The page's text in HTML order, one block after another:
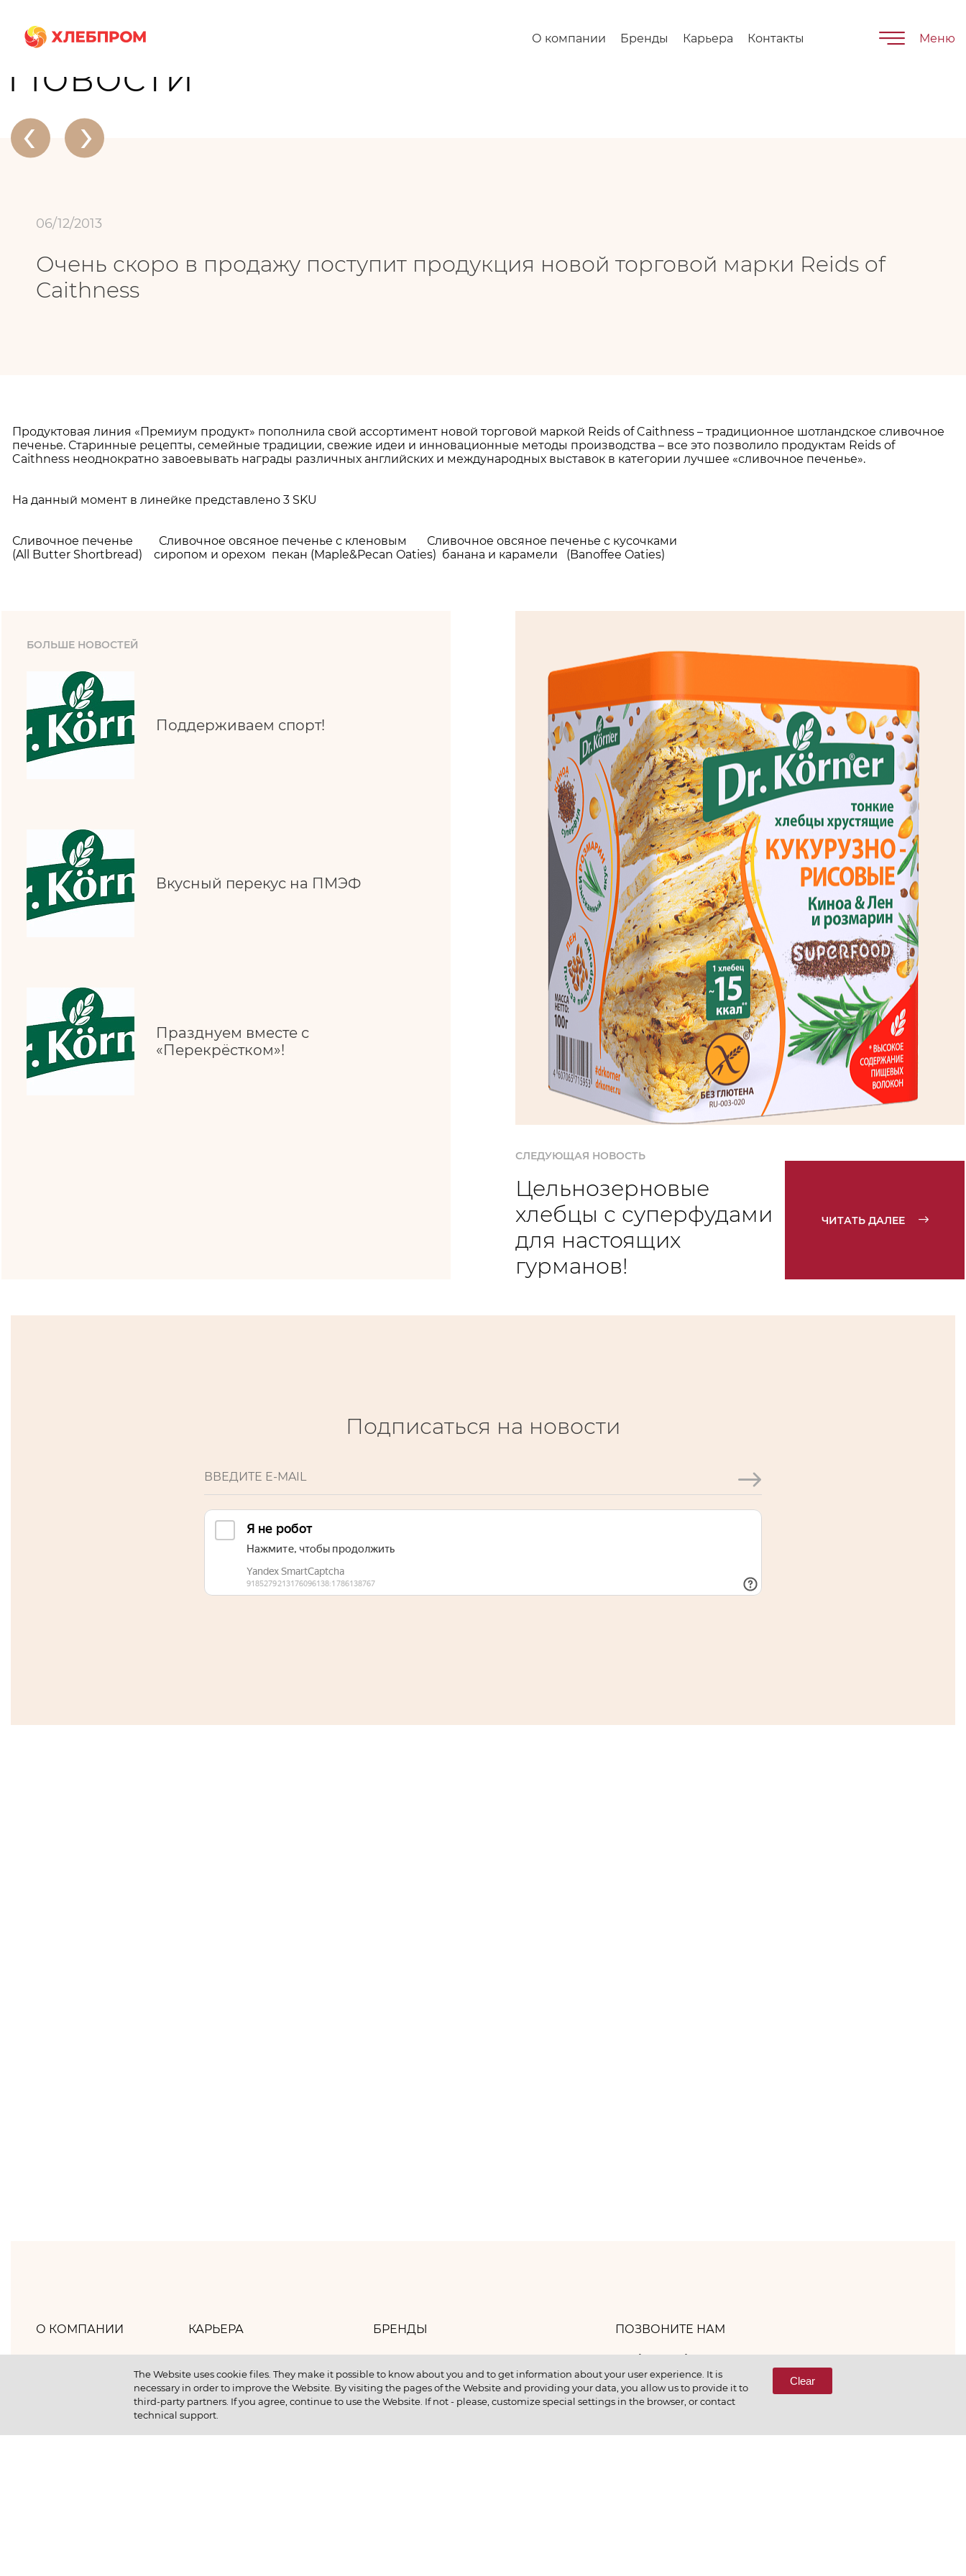
О компании Бренды Карьера Контакты Меню
Главная О компании Новости
Новости
‹ ›
06/12/2013
Очень скоро в продажу поступит продукция новой торговой марки Reids of
Caithness
Продуктовая линия «Премиум продукт» пополнила свой ассортимент новой торговой маркой Reids of Caithness – традиционное шотландское сливочное
печенье. Старинные рецепты, семейные традиции, свежие идеи и инновационные методы производства – все это позволило продуктам Reids of
Caithness неоднократно завоевывать награды различных английских и международных выставок в категории лучшее «сливочное печенье».
На данный момент в линейке представлено 3 SKU
Сливочное печенье Сливочное овсяное печенье с кленовым Сливочное овсяное печенье с кусочками
(All Butter Shortbread) сиропом и орехом пекан (Maple&Pecan Oaties) банана и карамели (Banoffee Oaties)
БОЛЬШЕ НОВОСТЕЙ
Поддерживаем спорт!
Вкусный перекус на ПМЭФ
Празднуем вместе с
«Перекрёстком»!
СЛЕДУЮЩАЯ НОВОСТЬ
Цельнозерновые
хлебцы с суперфудами
для настоящих
гурманов!
ЧИТАТЬ ДАЛЕЕ
Подписаться на новости
О КОМПАНИИ
Политика компании
КАРЬЕРА
Как мы отдыхаем
Как мы учимся
БРЕНДЫ
КОНТАКТЫ
ПОЗВОНИТЕ НАМ
8 (800) 333-65-66
The Website uses cookie files. They make it possible to know about you and to get information about your user experience. It is
necessary in order to improve the Website. By visiting the pages of the Website and providing your data, you allow us to provide it to
third-party partners. If you agree, continue to use the Website. If not - please, customize special settings in the browser, or contact
technical support.
Clear